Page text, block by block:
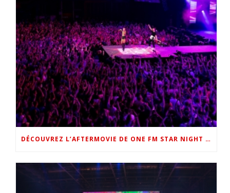
DÉCOUVREZ L’AFTERMOVIE DE ONE FM STAR NIGHT 2022 !